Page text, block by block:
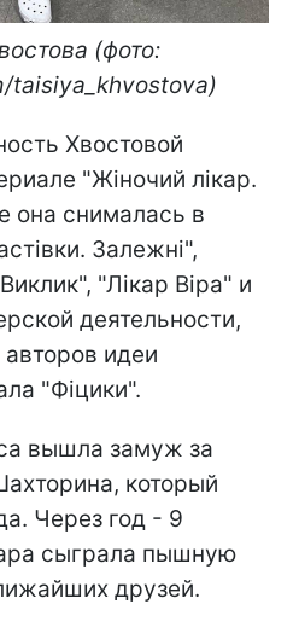
(фото:
taisiya_khvostova)
Хвостовой
"Жіночий лікар.
она снималась в
Залежні",
"Лікар Віра" и
деятельности,
идеи
"Фіцики".
вышла замуж за
который
Через год - 9
сыграла пышную
друзей.